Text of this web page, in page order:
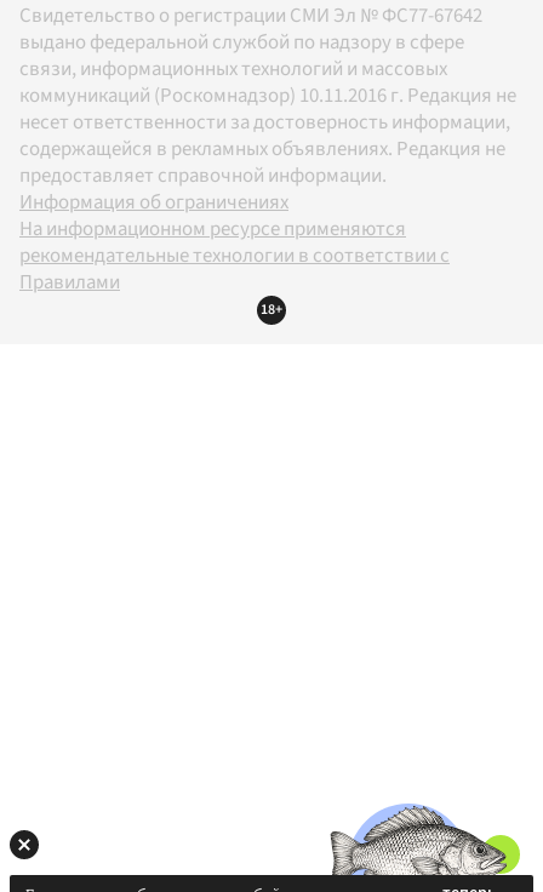
Свидетельство о регистрации СМИ Эл № ФС77-67642
выдано федеральной службой по надзору в сфере
связи, информационных технологий и массовых
коммуникаций (Роскомнадзор) 10.11.2016 г. Редакция не
несет ответственности за достоверность информации,
содержащейся в рекламных объявлениях. Редакция не
предоставляет справочной информации.
Информация об ограничениях
На информационном ресурсе применяются
рекомендательные технологии в соответствии с
Правилами
18+